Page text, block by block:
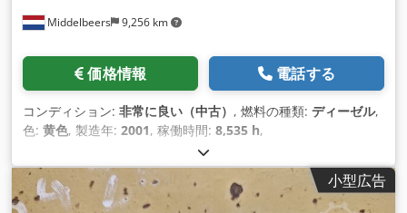
Middelbeers 9,256 km
価格情報 電話する
コンディション: 非常に良い（中古） , 燃料の種類: ディーゼル,
色: 黄色, 製造年: 2001, 稼働時間: 8,535 h,
小型広告